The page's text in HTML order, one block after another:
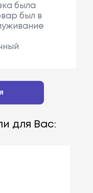
была
был в
для Вас: